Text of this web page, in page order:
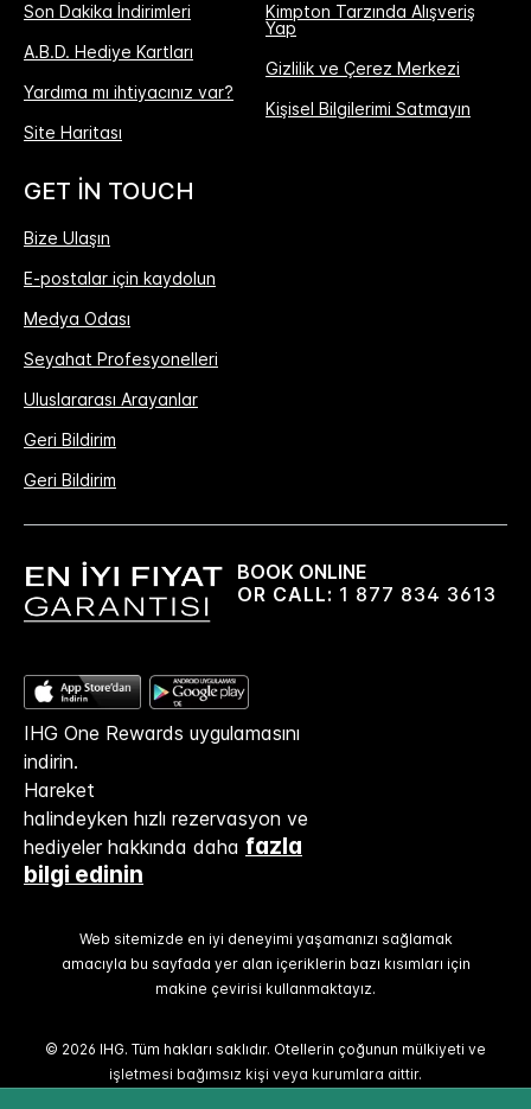
Son Dakika İndirimleri
A.B.D. Hediye Kartları
Yardıma mı ihtiyacınız var?
Site Haritası
Kimpton Tarzında Alışveriş
Yap
Gizlilik ve Çerez Merkezi
Kişisel Bilgilerimi Satmayın
GET IN TOUCH
Bize Ulaşın
E-postalar için kaydolun
Medya Odası
Seyahat Profesyonelleri
Uluslararası Arayanlar
Geri Bildirim
Geri Bildirim
BOOK ONLINE
OR CALL: 1 877 834 3613
IHG One Rewards uygulamasını
indirin.
Hareket
halindeyken hızlı rezervasyon ve
hediyeler hakkında daha fazla
bilgi edinin
Web sitemizde en iyi deneyimi yaşamanızı sağlamak
amacıyla bu sayfada yer alan içeriklerin bazı kısımları için
makine çevirisi kullanmaktayız.
© 2026 IHG. Tüm hakları saklıdır. Otellerin çoğunun mülkiyeti ve
işletmesi bağımsız kişi veya kurumlara aittir.